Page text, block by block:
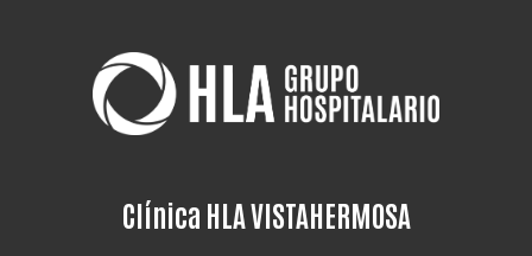
Clínica HLA VISTAHERMOSA